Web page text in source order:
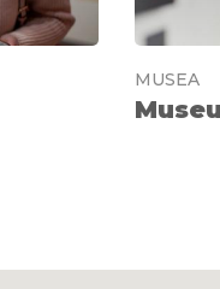
MUSEA